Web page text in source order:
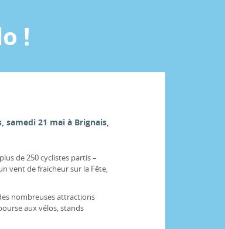
!
samedi 21 mai à Brignais,
de 250 cyclistes partis –
vent de fraicheur sur la Fête,
nombreuses attractions
aux vélos, stands